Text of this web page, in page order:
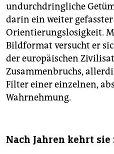
undurchdringliche
darin ein weiter
Orientierungslosigkeit.
Bildformat versucht er
der europäischen
Zusammenbruchs,
Filter einer einzelnen,
Wahrnehmung.
Nach Jahren kehrt